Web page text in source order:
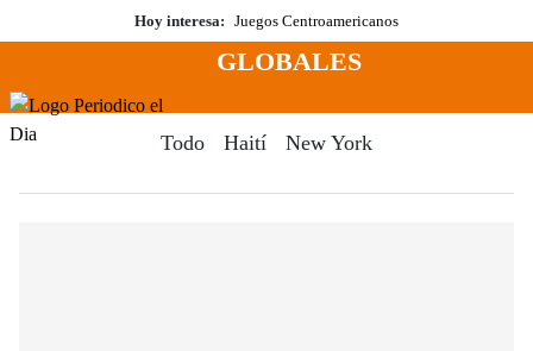
al
Hoy interesa: Juegos Centroamericanos
Menú
GLOBALES
Todo Haití New York